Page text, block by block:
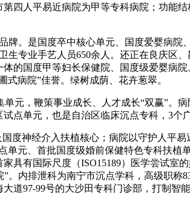
人平易近病院为甲等专科病院；功能结
是国度卒中核心单元、国度爱婴病院
专业手艺人员650余人。还正在良庆区
的国度甲等妇长保健院、国度级爱婴病
病院”佳誉。绿树成荫、花卉葱翠。
，鞭策事业成长、人才成长“双赢”。
点单元，也是自治区临床沉点专科，3个
神经介入扶植核心；病院以守护人平
元、首批国度级婚前保健特色专科扶植
有国际尺度（ISO15189）医学尝试室
。内排泄科为南宁市沉点学科，高级职
道97-99号的大沙田专科门诊部，打制